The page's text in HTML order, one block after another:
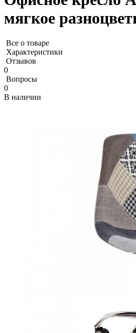
мягкое
Все о товаре
Характеристики
Отзывов
0
Вопросы
0
В наличии